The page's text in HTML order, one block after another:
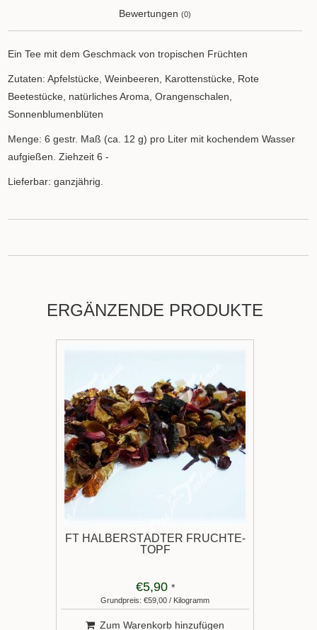
Bewertungen (0)
Ein Tee mit dem Geschmack von tropischen Früchten
Zutaten: Apfelstücke, Weinbeeren, Karottenstücke, Rote
Beetestücke, natürliches Aroma, Orangenschalen,
Sonnenblumenblüten
Menge: 6 gestr. Maß (ca. 12 g) pro Liter mit kochendem Wasser
aufgießen. Ziehzeit 6 -
Lieferbar: ganzjährig.
ERGÄNZENDE PRODUKTE
FT HALBERSTÄDTER FRÜCHTE-
TOPF
€5,90 *
Grundpreis: €59,00 / Kilogramm
Zum Warenkorb hinzufügen